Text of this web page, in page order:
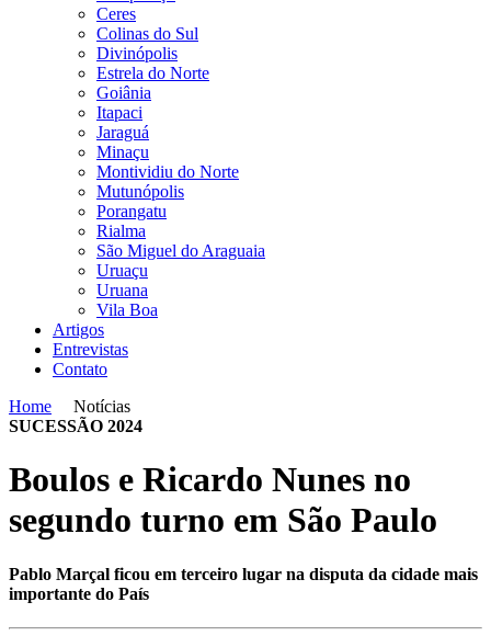
Ceres
Colinas do Sul
Divinópolis
Estrela do Norte
Goiânia
Itapaci
Jaraguá
Minaçu
Montividiu do Norte
Mutunópolis
Porangatu
Rialma
São Miguel do Araguaia
Uruaçu
Uruana
Vila Boa
Artigos
Entrevistas
Contato
Home
Notícias
SUCESSÃO 2024
Boulos e Ricardo Nunes no
segundo turno em São Paulo
Pablo Marçal ficou em terceiro lugar na disputa da cidade mais
importante do País